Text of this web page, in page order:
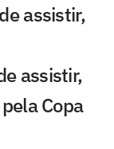
assistir,
assistir,
Copa